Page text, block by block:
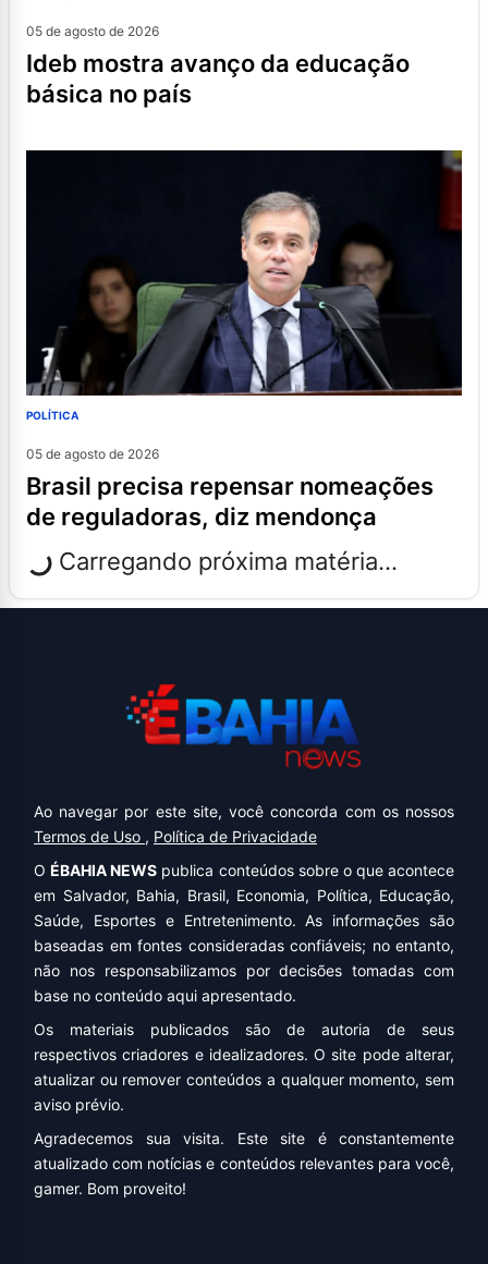
05 de agosto de 2026
ideb mostra avanço da educação
básica no país
POLÍTICA
05 de agosto de 2026
brasil precisa repensar nomeações
de reguladoras, diz mendonça
Carregando próxima matéria...
Ao navegar por este site, você concorda com os nossos
Termos de Uso , Política de Privacidade
OÉBAHIA NEWS publica conteúdos sobre o que acontece
em Salvador, Bahia, Brasil, Economia, Política, Educação,
Saúde, Esportes e Entretenimento. As informações são
baseadas em fontes consideradas confiáveis; no entanto,
não nos responsabilizamos por decisões tomadas com
base no conteúdo aqui apresentado.
Os materiais publicados são de autoria de seus
respectivos criadores e idealizadores. O site pode alterar,
atualizar ou remover conteúdos a qualquer momento, sem
aviso prévio.
Agradecemos sua visita. Este site é constantemente
atualizado com notícias e conteúdos relevantes para você,
gamer. Bom proveito!